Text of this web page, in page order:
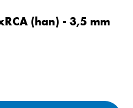
(han) - 3,5 mm